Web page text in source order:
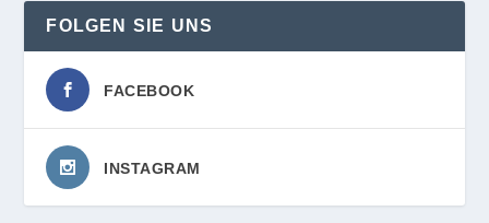
FOLGEN SIE UNS
FACEBOOK
INSTAGRAM